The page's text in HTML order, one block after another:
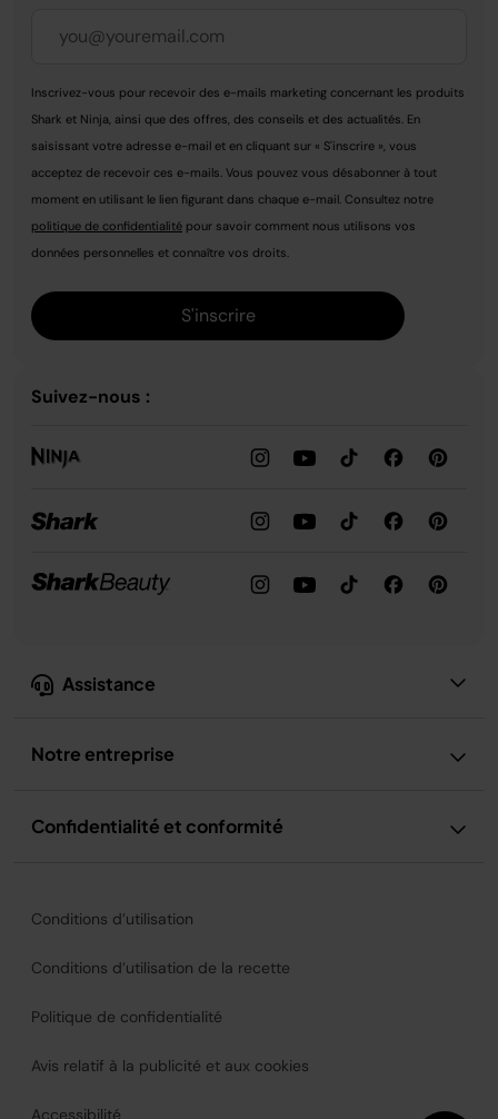
Assistance
Notre entreprise
Confidentialité et conformité
Inscrivez-vous pour recevoir des e-mails marketing concernant les produits
Shark et Ninja, ainsi que des offres, des conseils et des actualités. En
saisissant votre adresse e-mail et en cliquant sur « S'inscrire », vous
acceptez de recevoir ces e-mails. Vous pouvez vous désabonner à tout
moment en utilisant le lien figurant dans chaque e-mail. Consultez notre
politique de confidentialité pour savoir comment nous utilisons vos
données personnelles et connaître vos droits.
S'inscrire
Suivez-nous :
Conditions d’utilisation
Conditions d’utilisation de la recette
Politique de confidentialité
Avis relatif à la publicité et aux cookies
Accessibilité